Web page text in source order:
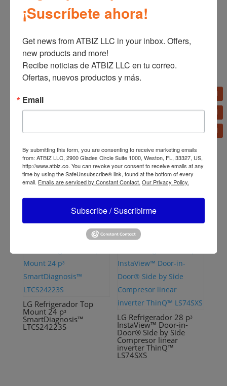
Estufa Bizt
GST2441WCO 24′ con
Horno Blanca LG Secadora a Gas Carga
Frontal 9.0 pᶟ ThinQ™
Refrigerador Bizt 18
CU.FT. R180INFD
Refrigerador Bizt 12.2
CU.FT. RN121SH
LG Refrigerador Top
Mount 24 pᶟ
SmartDiagnosis™
LTCS24223S
LG Refrigerador 28 pᶟ
InstaView™ Door-in-
Door® Side by Side
Compresor linear
inverter ThinQ™
LS74SXS
¡Suscríbete ahora!
Get news from ATBIZ LLC in your inbox. Offers,
new products and more!
Recibe noticias de ATBIZ LLC en tu correo.
Ofertas, nuevos productos y más.
Email
By submitting this form, you are consenting to receive marketing emails
from: ATBIZ LLC, 2900 Glades Circle Suite 1000, Weston, FL, 33327, US,
http://www.atbiz.co. You can revoke your consent to receive emails at any
time by using the SafeUnsubscribe® link, found at the bottom of every
email. Emails are serviced by Constant Contact. Our Privacy Policy.
Subscribe / Suscribirme